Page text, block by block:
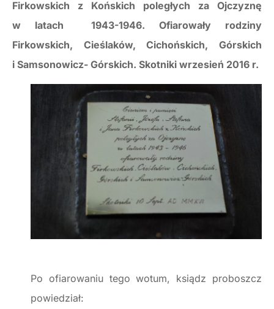
Firkowskich z Końskich poległych za Ojczyznę
w latach 1943-1946. Ofiarowały rodziny
Firkowskich, Cieślaków, Cichońskich, Górskich
i Samsonowicz- Górskich. Skotniki wrzesień 2016 r.
Po ofiarowaniu tego wotum, ksiądz proboszcz
powiedział: